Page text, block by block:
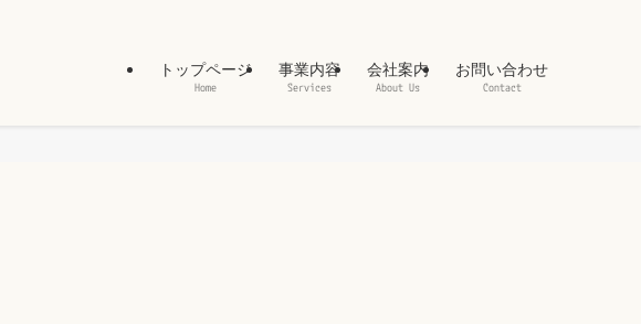
トップページ
Home
事業内容
Services
会社案内
About Us
お問い合わせ
Contact